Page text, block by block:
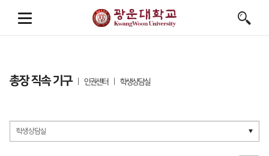
총장 직속 기구 인권센터 학생상담실